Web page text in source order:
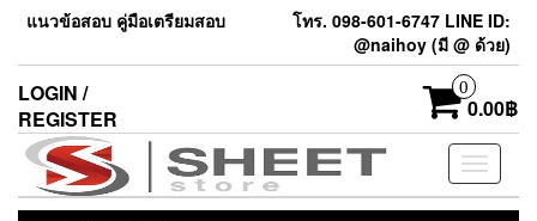
แนวข้อสอบ คู่มือเตรียมสอบ
โทร. 098-601-6747 LINE ID:
@naihoy (มี @ ด้วย)
LOGIN /
REGISTER
0
0.00฿
Toggle